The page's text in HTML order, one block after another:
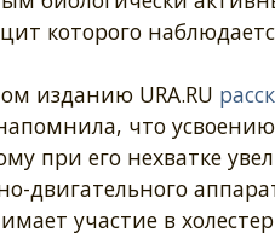
которого
изданию URA.RU
что усвоению
при его нехватке
двигательного
участие в